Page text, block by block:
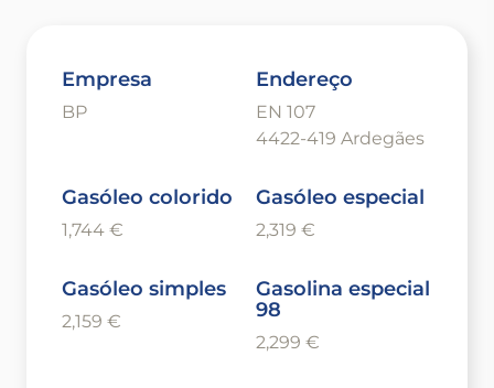
Empresa
BP
Endereço
EN 107
4422-419 Ardegães
Gasóleo colorido
1,744 €
Gasóleo especial
2,319 €
Gasóleo simples
2,159 €
Gasolina especial
98
2,299 €